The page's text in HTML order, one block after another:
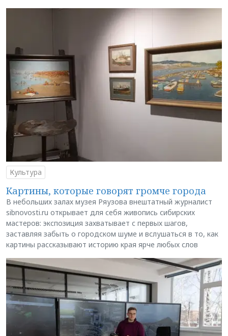
Культура
Картины, которые говорят громче города
В небольших залах музея Ряузова внештатный журналист
sibnovosti.ru открывает для себя живопись сибирских
мастеров: экспозиция захватывает с первых шагов,
заставляя забыть о городском шуме и вслушаться в то, как
картины рассказывают историю края ярче любых слов